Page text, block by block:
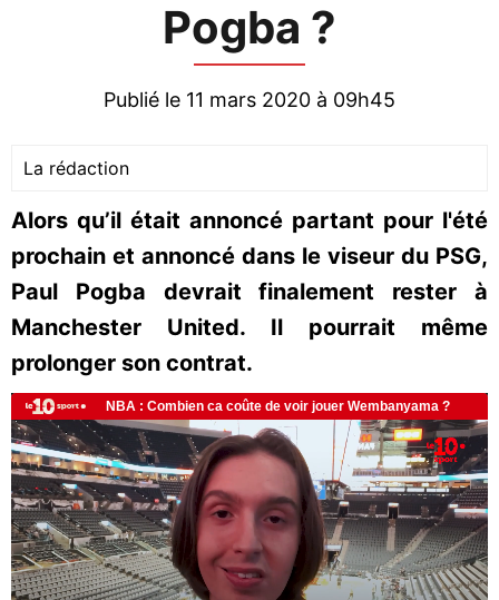
Pogba ?
Publié le 11 mars 2020 à 09h45
La rédaction
Alors qu’il était annoncé partant pour l'été
prochain et annoncé dans le viseur du PSG,
Paul Pogba devrait finalement rester à
Manchester United. Il pourrait même
prolonger son contrat.